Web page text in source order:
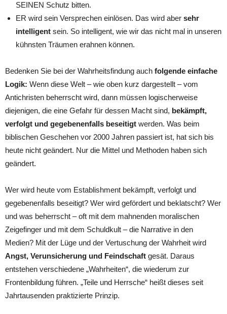
SEINEN Schutz bitten.
ER wird sein Versprechen einlösen. Das wird aber sehr
intelligent sein. So intelligent, wie wir das nicht mal in unseren
kühnsten Träumen erahnen können.
Bedenken Sie bei der Wahrheitsfindung auch folgende einfache
Logik: Wenn diese Welt – wie oben kurz dargestellt – vom
Antichristen beherrscht wird, dann müssen logischerweise
diejenigen, die eine Gefahr für dessen Macht sind, bekämpft,
verfolgt und gegebenenfalls beseitigt werden. Was beim
biblischen Geschehen vor 2000 Jahren passiert ist, hat sich bis
heute nicht geändert. Nur die Mittel und Methoden haben sich
geändert.
Wer wird heute vom Establishment bekämpft, verfolgt und
gegebenenfalls beseitigt? Wer wird gefördert und beklatscht? Wer
und was beherrscht – oft mit dem mahnenden moralischen
Zeigefinger und mit dem Schuldkult – die Narrative in den
Medien? Mit der Lüge und der Vertuschung der Wahrheit wird
Angst, Verunsicherung und Feindschaft gesät. Daraus
entstehen verschiedene „Wahrheiten“, die wiederum zur
Frontenbildung führen. „Teile und Herrsche“ heißt dieses seit
Jahrtausenden praktizierte Prinzip.